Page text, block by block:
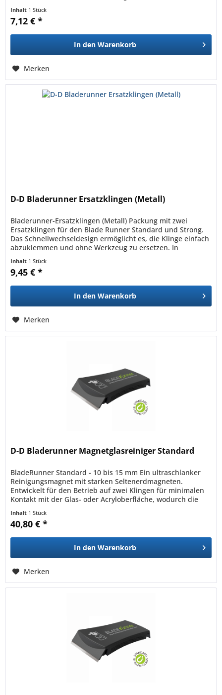
Inhalt 1 Stück
7,12 € *
In den Warenkorb
Merken
D-D Bladerunner Ersatzklingen (Metall)
Bladerunner-Ersatzklingen (Metall) Packung mit zwei
Ersatzklingen für den Blade Runner Standard und Strong.
Das Schnellwechseldesign ermöglicht es, die Klinge einfach
abzuklemmen und ohne Werkzeug zu ersetzen. In
Inhalt 1 Stück
9,45 € *
In den Warenkorb
Merken
D-D Bladerunner Magnetglasreiniger Standard
BladeRunner Standard - 10 bis 15 mm Ein ultraschlanker
Reinigungsmagnet mit starken Seltenerdmagneten.
Entwickelt für den Betrieb auf zwei Klingen für minimalen
Kontakt mit der Glas- oder Acryloberfläche, wodurch die
Inhalt 1 Stück
40,80 € *
In den Warenkorb
Merken